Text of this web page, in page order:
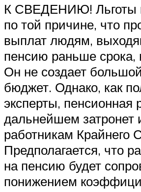
К СВЕДЕНИЮ! Льготы
по той причине, что
выплат людям,
пенсию раньше срока,
Он не создает
бюджет. Однако, как
эксперты, пенсионная
дальнейшем затронет
работникам Крайнего
Предполагается, что
на пенсию будет
понижением